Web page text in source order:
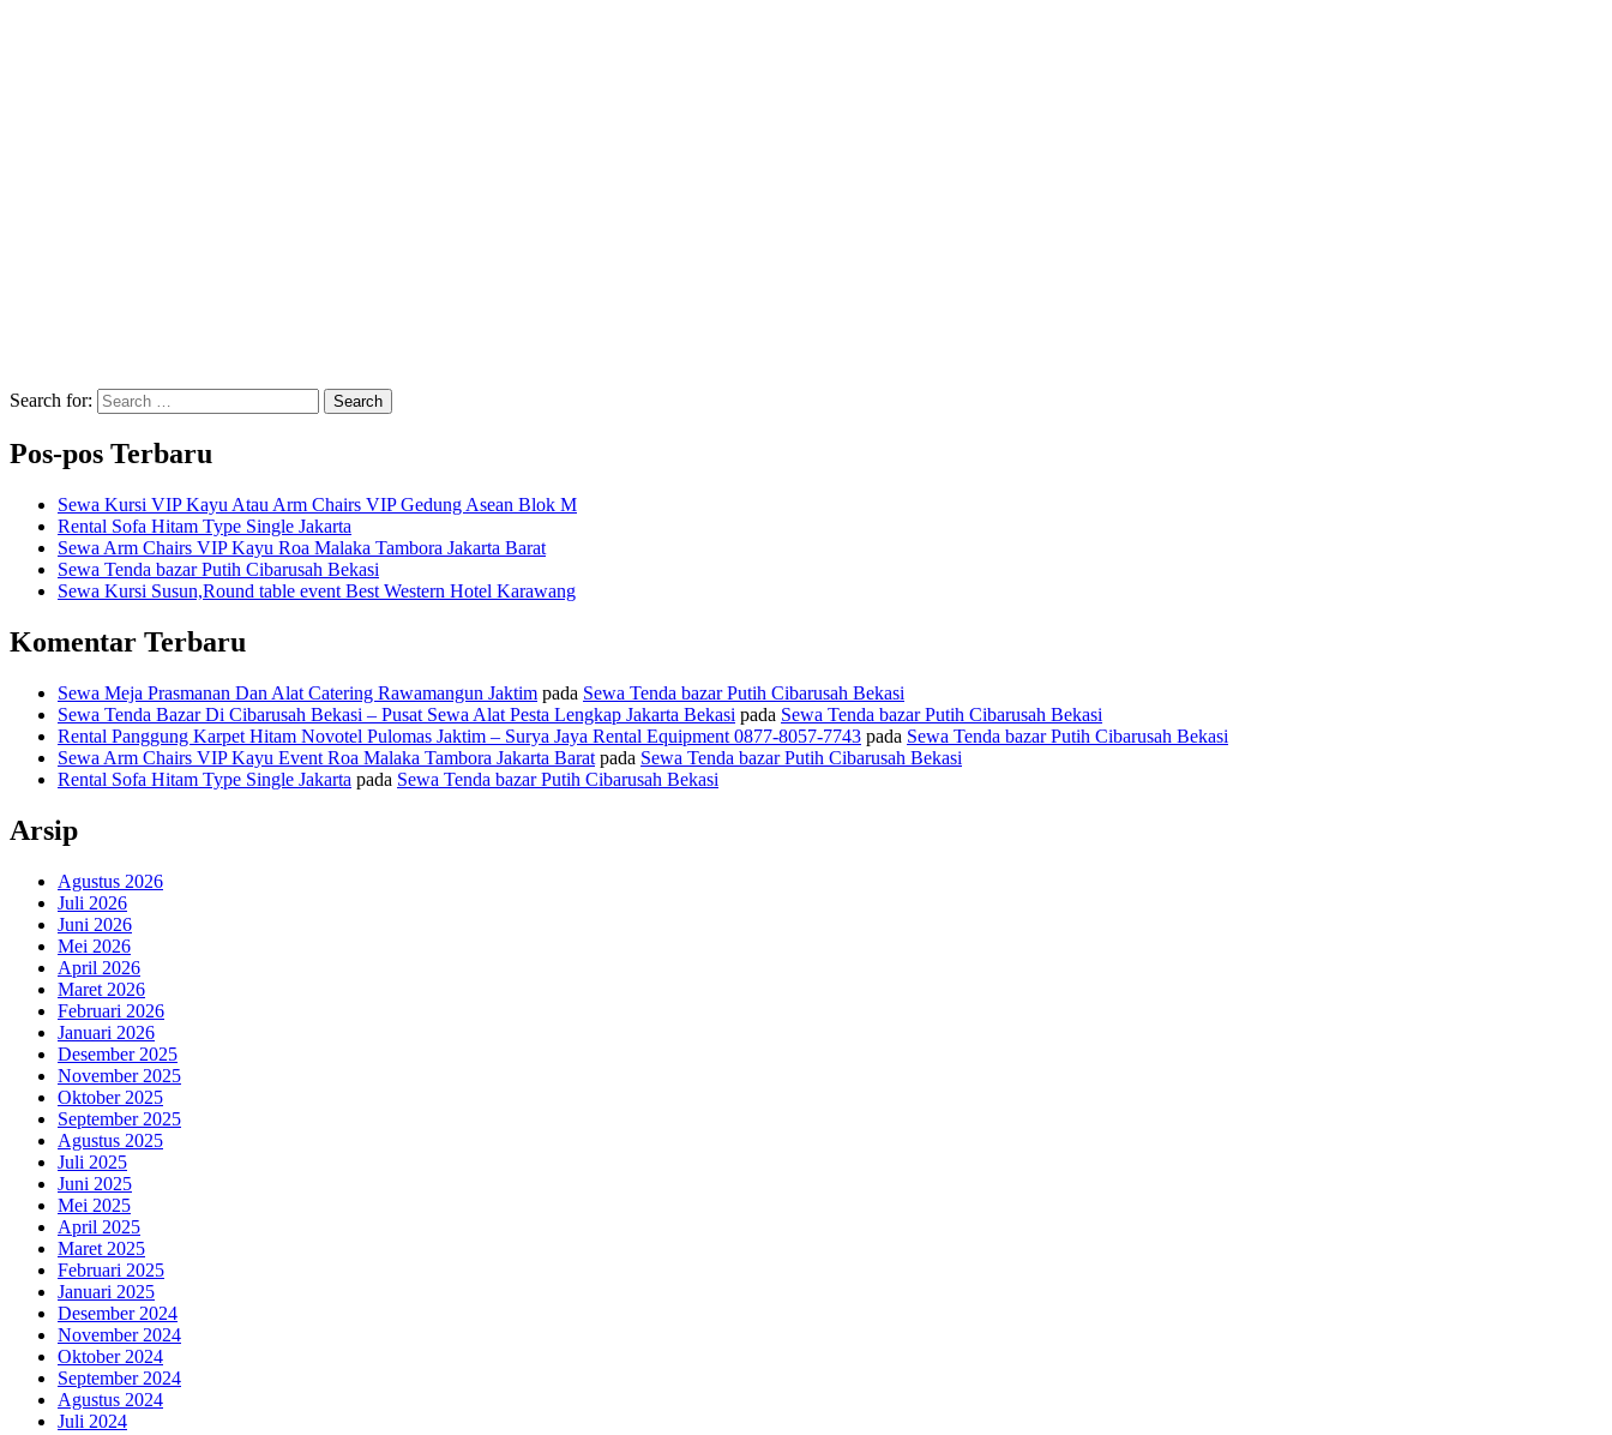
Search for: Search
Pos-pos Terbaru
Sewa Kursi VIP Kayu Atau Arm Chairs VIP Gedung Asean Blok M
Rental Sofa Hitam Type Single Jakarta
Sewa Arm Chairs VIP Kayu Roa Malaka Tambora Jakarta Barat
Sewa Tenda bazar Putih Cibarusah Bekasi
Sewa Kursi Susun,Round table event Best Western Hotel Karawang
Komentar Terbaru
Sewa Meja Prasmanan Dan Alat Catering Rawamangun Jaktim pada Sewa Tenda bazar Putih Cibarusah Bekasi
Sewa Tenda Bazar Di Cibarusah Bekasi – Pusat Sewa Alat Pesta Lengkap Jakarta Bekasi pada Sewa Tenda bazar Putih Cibarusah Bekasi
Rental Panggung Karpet Hitam Novotel Pulomas Jaktim – Surya Jaya Rental Equipment 0877-8057-7743 pada Sewa Tenda bazar Putih Cibarusah Bekasi
Sewa Arm Chairs VIP Kayu Event Roa Malaka Tambora Jakarta Barat pada Sewa Tenda bazar Putih Cibarusah Bekasi
Rental Sofa Hitam Type Single Jakarta pada Sewa Tenda bazar Putih Cibarusah Bekasi
Arsip
Agustus 2026
Juli 2026
Juni 2026
Mei 2026
April 2026
Maret 2026
Februari 2026
Januari 2026
Desember 2025
November 2025
Oktober 2025
September 2025
Agustus 2025
Juli 2025
Juni 2025
Mei 2025
April 2025
Maret 2025
Februari 2025
Januari 2025
Desember 2024
November 2024
Oktober 2024
September 2024
Agustus 2024
Juli 2024